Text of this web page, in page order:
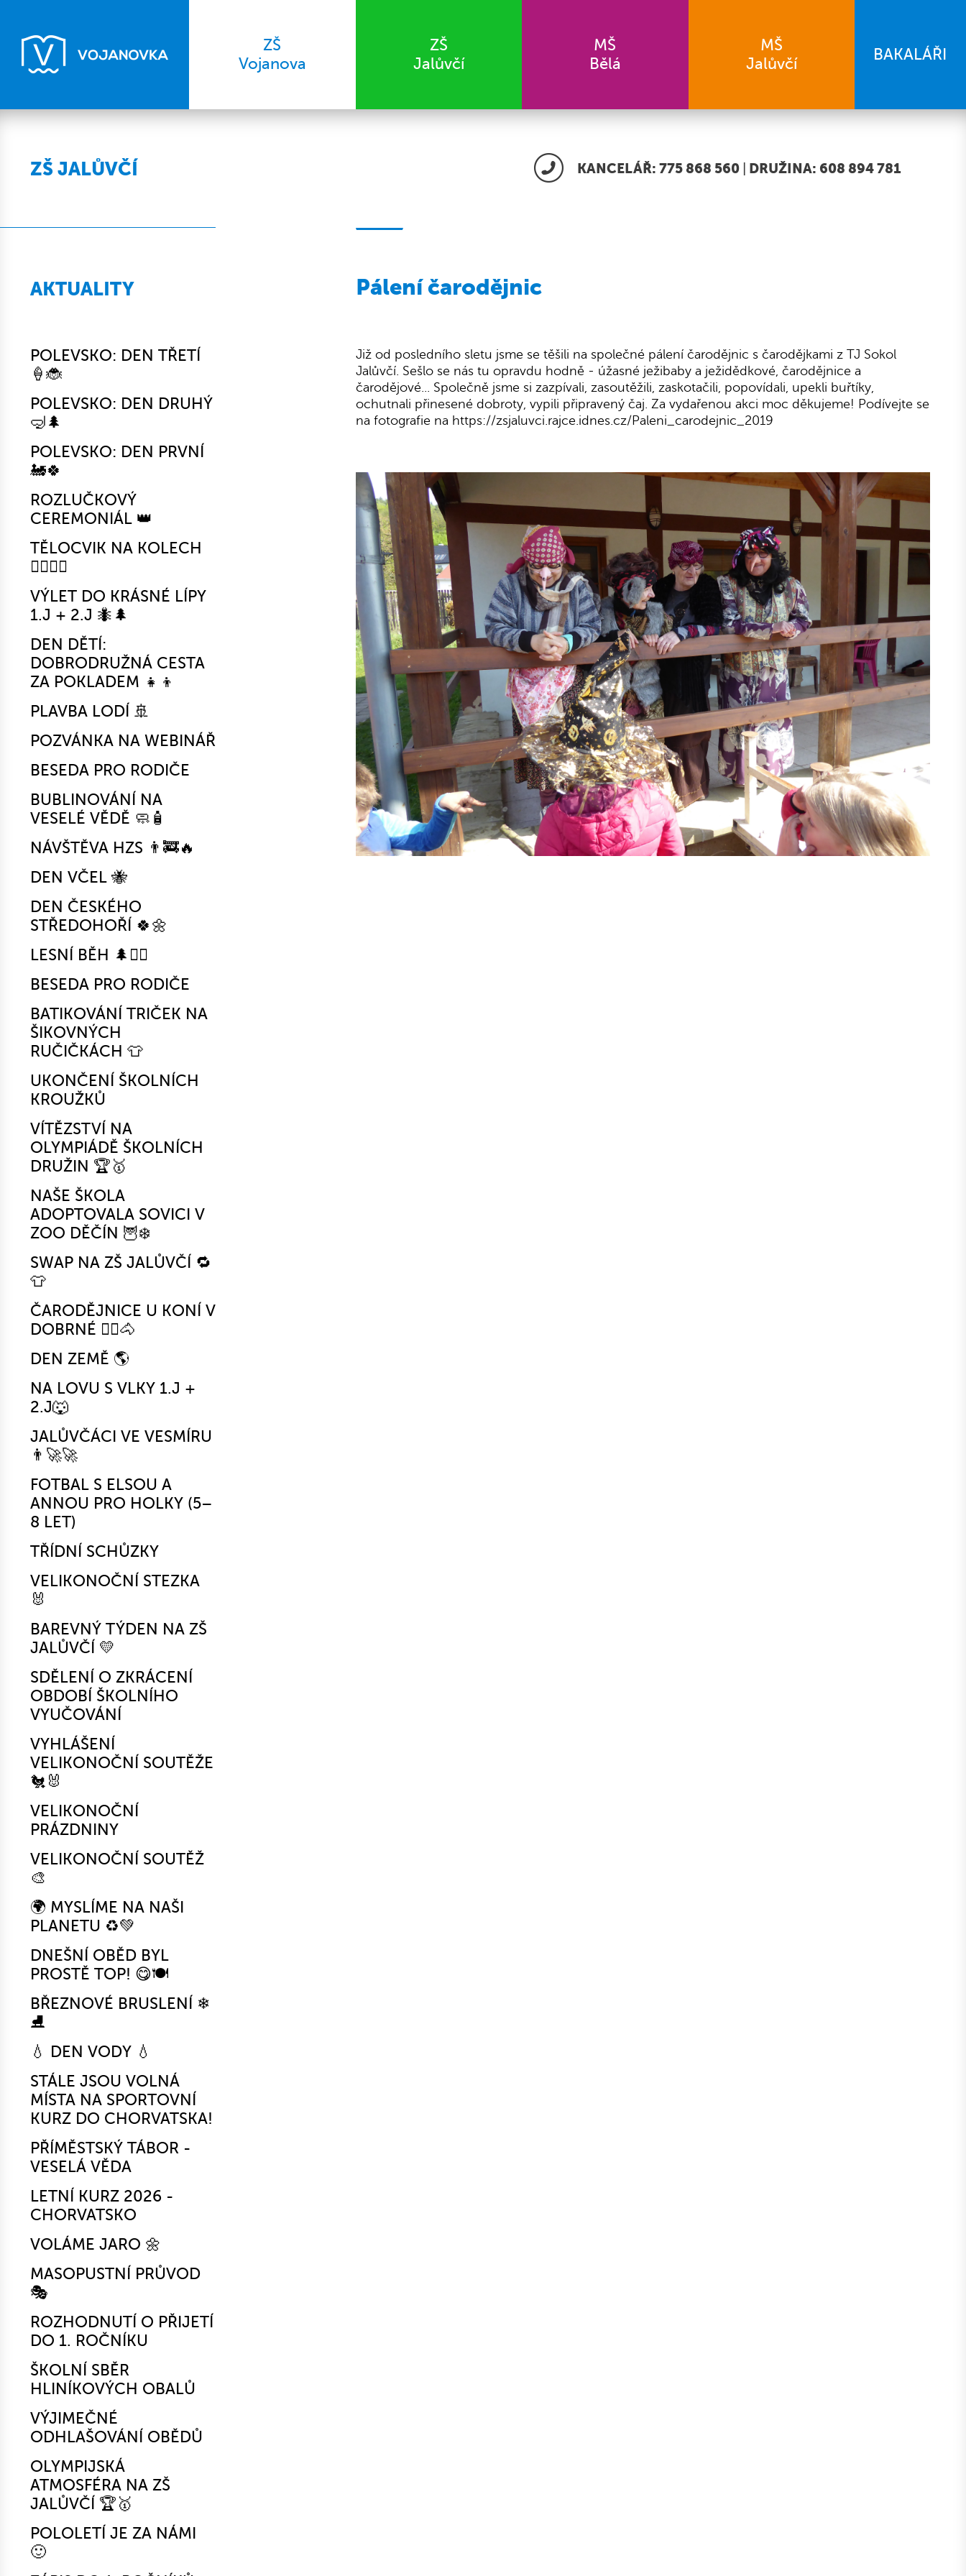
ZŠ
Vojanova
ZŠ
Jalůvčí
MŠ
Bělá
MŠ
Jalůvčí
BAKALÁŘI
ZŠ JALŮVČÍ
AKTUALITY
POLEVSKO: DEN TŘETÍ
🍦🐞
POLEVSKO: DEN DRUHÝ
🤿🌲
POLEVSKO: DEN PRVNÍ
🚂🍀
ROZLUČKOVÝ
CEREMONIÁL 👑
TĚLOCVIK NA KOLECH
🚴‍♀️🤸‍♂️
VÝLET DO KRÁSNÉ LÍPY
1.J + 2.J 🐜🌲
DEN DĚTÍ:
DOBRODRUŽNÁ CESTA
ZA POKLADEM 👧👦
PLAVBA LODÍ 🚢
POZVÁNKA NA WEBINÁŘ
BESEDA PRO RODIČE
BUBLINOVÁNÍ NA
VESELÉ VĚDĚ 🧼🧴
NÁVŠTĚVA HZS 👨‍🚒🔥
DEN VČEL 🐝
DEN ČESKÉHO
STŘEDOHOŘÍ 🍀🌼
LESNÍ BĚH 🌲🏃‍♀️
BESEDA PRO RODIČE
BATIKOVÁNÍ TRIČEK NA
ŠIKOVNÝCH
RUČIČKÁCH 👕
UKONČENÍ ŠKOLNÍCH
KROUŽKŮ
VÍTĚZSTVÍ NA
OLYMPIÁDĚ ŠKOLNÍCH
DRUŽIN 🏆🥇
NAŠE ŠKOLA
ADOPTOVALA SOVICI V
ZOO DĚČÍN 🦉❄️
SWAP NA ZŠ JALŮVČÍ 🔁
👕
ČARODĚJNICE U KONÍ V
DOBRNÉ 🧙‍♀️🐴
DEN ZEMĚ 🌎
NA LOVU S VLKY 1.J +
2.J🐺
JALŮVČÁCI VE VESMÍRU
👨‍🚀🚀
FOTBAL S ELSOU A
ANNOU PRO HOLKY (5–
8 LET)
TŘÍDNÍ SCHŮZKY
VELIKONOČNÍ STEZKA
🐰
BAREVNÝ TÝDEN NA ZŠ
JALŮVČÍ 💛
SDĚLENÍ O ZKRÁCENÍ
OBDOBÍ ŠKOLNÍHO
VYUČOVÁNÍ
VYHLÁŠENÍ
VELIKONOČNÍ SOUTĚŽE
🐔🐰
VELIKONOČNÍ
PRÁZDNINY
VELIKONOČNÍ SOUTĚŽ
🎨
🌍 MYSLÍME NA NAŠI
PLANETU ♻️💚
DNEŠNÍ OBĚD BYL
PROSTĚ TOP! 😋🍽️
BŘEZNOVÉ BRUSLENÍ ❄
⛸
💧 DEN VODY 💧
STÁLE JSOU VOLNÁ
MÍSTA NA SPORTOVNÍ
KURZ DO CHORVATSKA!
PŘÍMĚSTSKÝ TÁBOR -
VESELÁ VĚDA
LETNÍ KURZ 2026 -
CHORVATSKO
VOLÁME JARO 🌼
MASOPUSTNÍ PRŮVOD
🎭
ROZHODNUTÍ O PŘIJETÍ
DO 1. ROČNÍKU
ŠKOLNÍ SBĚR
HLINÍKOVÝCH OBALŮ
VÝJIMEČNÉ
ODHLAŠOVÁNÍ OBĚDŮ
OLYMPIJSKÁ
ATMOSFÉRA NA ZŠ
JALŮVČÍ 🏆🥇
POLOLETÍ JE ZA NÁMI
🙂
KANCELÁŘ: 775 868 560 DRUŽINA: 608 894 781
Pálení čarodějnic
Již od posledního sletu jsme se těšili na společné pálení čarodějnic s čarodějkami z TJ Sokol
Jalůvčí. Sešlo se nás tu opravdu hodně - úžasné ježibaby a ježidědkové, čarodějnice a
čarodějové... Společně jsme si zazpívali, zasoutěžili, zaskotačili, popovídali, upekli buřtíky,
ochutnali přinesené dobroty, vypili připravený čaj. Za vydařenou akci moc děkujeme! Podívejte se
na fotografie na https://zsjaluvci.rajce.idnes.cz/Paleni_carodejnic_2019